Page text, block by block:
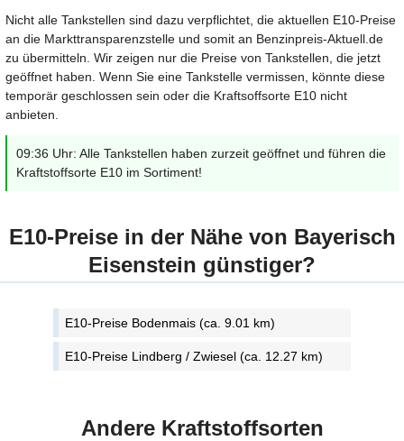
Nicht alle Tankstellen sind dazu verpflichtet, die aktuellen E10-Preise
an die Markttransparenzstelle und somit an Benzinpreis-Aktuell.de
zu übermitteln. Wir zeigen nur die Preise von Tankstellen, die jetzt
geöffnet haben. Wenn Sie eine Tankstelle vermissen, könnte diese
temporär geschlossen sein oder die Kraftsoffsorte E10 nicht
anbieten.
09:36 Uhr: Alle Tankstellen haben zurzeit geöffnet und führen die
Kraftstoffsorte E10 im Sortiment!
E10-Preise in der Nähe von Bayerisch
Eisenstein günstiger?
E10-Preise Bodenmais (ca. 9.01 km)
E10-Preise Lindberg / Zwiesel (ca. 12.27 km)
Andere Kraftstoffsorten